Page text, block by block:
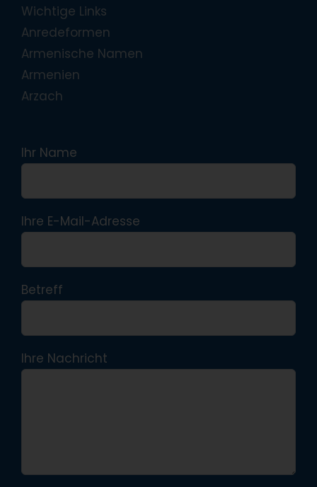
Wichtige Links
Anredeformen
Armenische Namen
Armenien
Arzach
Ihr Name
Ihre E-Mail-Adresse
Betreff
Ihre Nachricht